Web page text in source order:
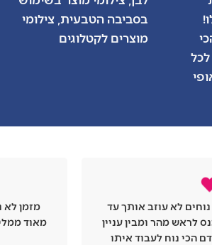
בסביבה הטבעית, צילומי
מוצרים לקטלוגים
כל-כך אומן אני
אוכל צלם ברמה מעל
צלם